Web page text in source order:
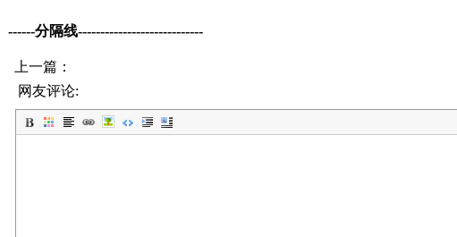
------分隔线----------------------------
上一篇：
网友评论: